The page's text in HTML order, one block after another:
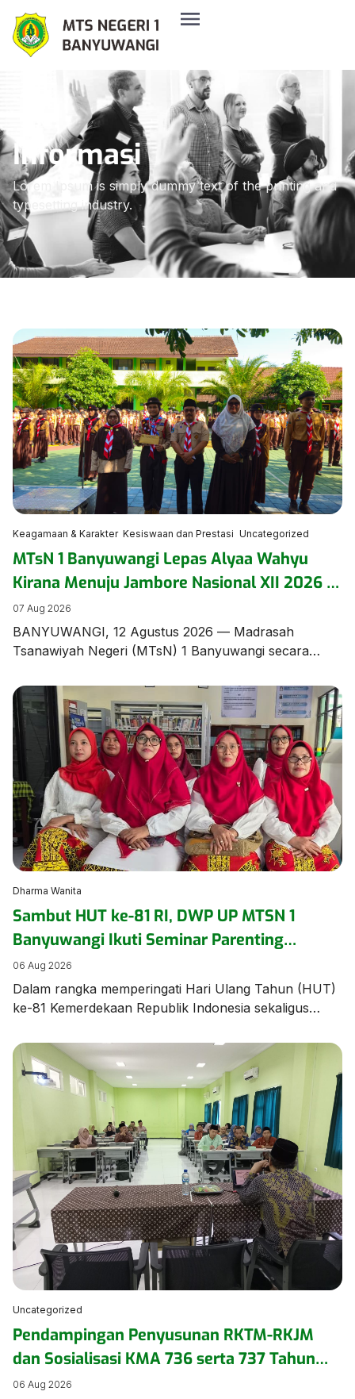
Informasi
Lorem Ipsum is simply dummy text of the printing and
typesetting industry.
Keagamaan & Karakter Kesiswaan dan Prestasi Uncategorized
MTsN 1 Banyuwangi Lepas Alyaa Wahyu
Kirana Menuju Jambore Nasional XII 2026 di
Cibubur
07 Aug 2026
BANYUWANGI, 12 Agustus 2026 — Madrasah
Tsanawiyah Negeri (MTsN) 1 Banyuwangi secara
Kirana, siswi berbakat dari rombel 8.9, yang terpilih
mewakili madrasah dan Kabupaten Banyuwangi pada
ajang bergengsi Jambore Nasional (Jamnas) XII 2026
di Cibubur, Jakarta, pada 13–20 Agustus. Acara
pelepasan berlangsung khidmat dan penuh haru,
dihadiri oleh civitas […]
Dharma Wanita
Sambut HUT ke-81 RI, DWP UP MTSN 1
Banyuwangi Ikuti Seminar Parenting
Pendidikan Inklusif untuk Dorong
Kepercayaan Diri Anak
06 Aug 2026
Dalam rangka memperingati Hari Ulang Tahun (HUT)
ke-81 Kemerdekaan Republik Indonesia sekaligus
berkebutuhan khusus, Dharma Wanita Persatuan
Unsur Pelaksana MTSN 1 Banyuwangi mengikuti
seminar pengasuhan secara daring pada Kamis
(6/8/2026). ​Kegiatan yang mengusung tema
“Menumbuhkan Kepercayaan Diri Anak Inklusi” ini
diikuti oleh pengurus dan anggota DWP di lingkungan
Kementerian Agama […]
Uncategorized
Pendampingan Penyusunan RKTM-RKJM
dan Sosialisasi KMA 736 serta 737 Tahun
2026 Digelar di MTs Negeri 1 Banyuwangi
06 Aug 2026